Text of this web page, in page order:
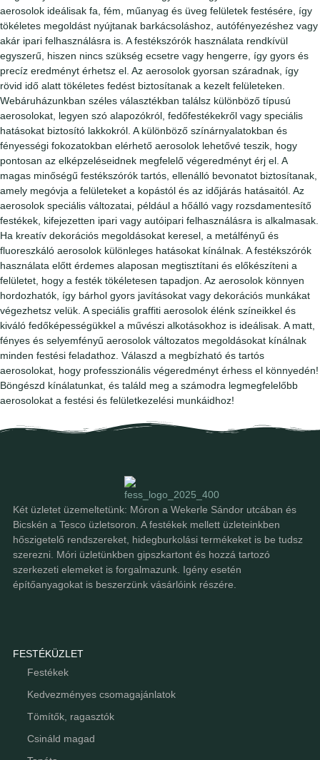
aerosolok ideálisak fa, fém, műanyag és üveg felületek festésére, így
tökéletes megoldást nyújtanak barkácsoláshoz, autófényezéshez vagy
akár ipari felhasználásra is. A festékszórók használata rendkívül
egyszerű, hiszen nincs szükség ecsetre vagy hengerre, így gyors és
precíz eredményt érhetsz el. Az aerosolok gyorsan száradnak, így
rövid idő alatt tökéletes fedést biztosítanak a kezelt felületeken.
Webáruházunkban széles választékban találsz különböző típusú
aerosolokat, legyen szó alapozókról, fedőfestékekről vagy speciális
hatásokat biztosító lakkokról. A különböző színárnyalatokban és
fényességi fokozatokban elérhető aerosolok lehetővé teszik, hogy
pontosan az elképzeléseidnek megfelelő végeredményt érj el. A
magas minőségű festékszórók tartós, ellenálló bevonatot biztosítanak,
amely megóvja a felületeket a kopástól és az időjárás hatásaitól. Az
aerosolok speciális változatai, például a hőálló vagy rozsdamentesítő
festékek, kifejezetten ipari vagy autóipari felhasználásra is alkalmasak.
Ha kreatív dekorációs megoldásokat keresel, a metálfényű és
fluoreszkáló aerosolok különleges hatásokat kínálnak. A festékszórók
használata előtt érdemes alaposan megtisztítani és előkészíteni a
felületet, hogy a festék tökéletesen tapadjon. Az aerosolok könnyen
hordozhatók, így bárhol gyors javításokat vagy dekorációs munkákat
végezhetsz velük. A speciális graffiti aerosolok élénk színeikkel és
kiváló fedőképességükkel a művészi alkotásokhoz is ideálisak. A matt,
fényes és selyemfényű aerosolok változatos megoldásokat kínálnak
minden festési feladathoz. Válaszd a megbízható és tartós
aerosolokat, hogy professzionális végeredményt érhess el könnyedén!
Böngészd kínálatunkat, és találd meg a számodra legmegfelelőbb
aerosolokat a festési és felületkezelési munkáidhoz!
Két üzletet üzemeltetünk: Móron a Wekerle Sándor utcában és
Bicskén a Tesco üzletsoron. A festékek mellett üzleteinkben
hőszigetelő rendszereket, hidegburkolási termékeket is be tudsz
szerezni. Móri üzletünkben gipszkartont és hozzá tartozó
szerkezeti elemeket is forgalmazunk. Igény esetén
építőanyagokat is beszerzünk vásárlóink részére.
FESTÉKÜZLET
Festékek
Kedvezményes csomagajánlatok
Tömítők, ragasztók
Csináld magad